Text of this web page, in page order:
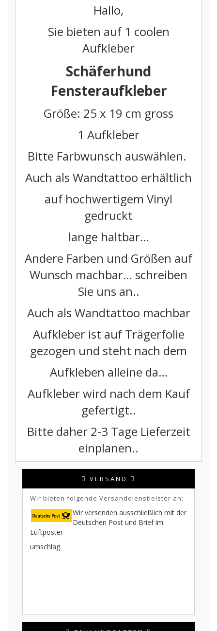
Hallo,
Sie bieten auf 1 coolen
Aufkleber
Schäferhund
Fensteraufkleber
Größe: 25 x 19 cm gross
1 Aufkleber
Bitte Farbwunsch auswählen.
Auch als Wandtattoo erhältlich
auf hochwertigem Vinyl
gedruckt
lange haltbar…
Andere Farben und Größen auf
Wunsch machbar… schreiben
Sie uns an..
Auch als Wandtattoo machbar
Aufkleber ist auf Trägerfolie
gezogen und steht nach dem
Aufkleben alleine da…
Aufkleber wird nach dem Kauf
gefertigt..
Bitte daher 2-3 Tage Lieferzeit
einplanen..
VERSAND
Wir bieten folgende Versanddienstleister an:
Wir versenden ausschließlich mit der
Deutschen Post und Brief im
Luftposter-
umschlag.